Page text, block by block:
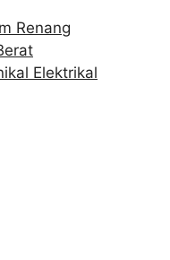
Renang
Elektrikal